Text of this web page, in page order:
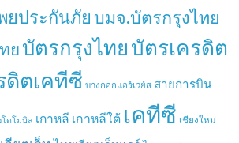
ยประกันภัย บมจ.บัตรกรุงไทย
ย บัตรกรุงไทย บัตรเครดิต
ดิตเคทีซี บางกอกแอร์เวย์ส สายการบิน
โตโมบิล เกาหลี เกาหลีใต้ เคทีซี เชียงใหม่